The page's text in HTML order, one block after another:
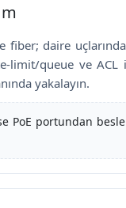
fiber; daire
limit/queue ve ACL
yakalayın.
PoE portundan